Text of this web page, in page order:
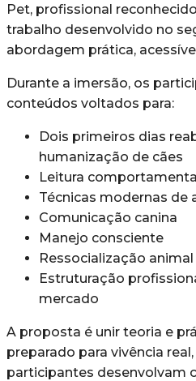
Pet, profissional
trabalho desenvolvido no
abordagem prática,
Durante a imersão, os
conteúdos voltados para:
Dois primeiros dias
humanização de cães
Leitura
Técnicas modernas de
Comunicação canina
Manejo consciente
Ressocialização animal
Estruturação
mercado
A proposta é unir teoria e
preparado para vivência
participantes desenvolvam